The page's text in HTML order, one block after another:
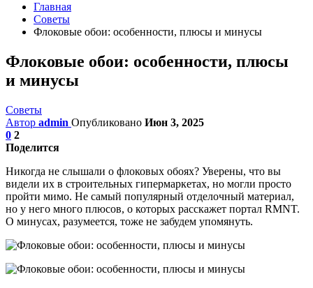
Главная
Советы
Флоковые обои: особенности, плюсы и минусы
Флоковые обои: особенности, плюсы
и минусы
Советы
Автор admin Опубликовано Июн 3, 2025
0 2
Поделится
Никогда не слышали о флоковых обоях? Уверены, что вы
видели их в строительных гипермаркетах, но могли просто
пройти мимо. Не самый популярный отделочный материал,
но у него много плюсов, о которых расскажет портал RMNT.
О минусах, разумеется, тоже не забудем упомянуть.